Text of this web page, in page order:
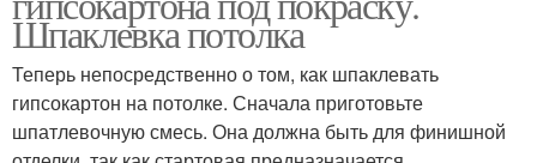
Шпаклевка потолка
Теперь непосредственно о том, как шпаклевать
гипсокартон на потолке. Сначала приготовьте
шпатлевочную смесь. Она должна быть для финишной